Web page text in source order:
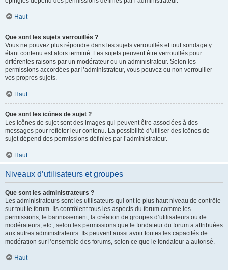
Haut
Que sont les sujets verrouillés ?
Vous ne pouvez plus répondre dans les sujets verrouillés et tout sondage y
étant contenu est alors terminé. Les sujets peuvent être verrouillés pour
différentes raisons par un modérateur ou un administrateur. Selon les
permissions accordées par l’administrateur, vous pouvez ou non verrouiller
vos propres sujets.
Haut
Que sont les icônes de sujet ?
Les icônes de sujet sont des images qui peuvent être associées à des
messages pour refléter leur contenu. La possibilité d’utiliser des icônes de
sujet dépend des permissions définies par l’administrateur.
Haut
Niveaux d’utilisateurs et groupes
Que sont les administrateurs ?
Les administrateurs sont les utilisateurs qui ont le plus haut niveau de contrôle
sur tout le forum. Ils contrôlent tous les aspects du forum comme les
permissions, le bannissement, la création de groupes d’utilisateurs ou de
modérateurs, etc., selon les permissions que le fondateur du forum a attribuées
aux autres administrateurs. Ils peuvent aussi avoir toutes les capacités de
modération sur l’ensemble des forums, selon ce que le fondateur a autorisé.
Haut